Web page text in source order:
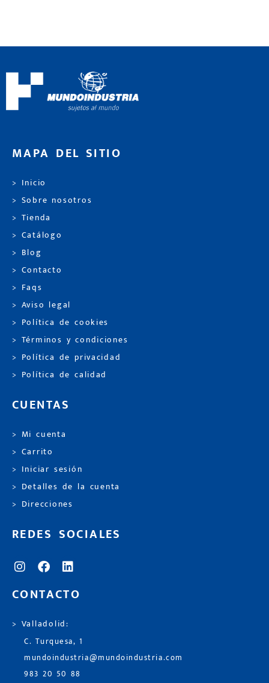
MAPA DEL SITIO
> Inicio
> Sobre nosotros
> Tienda
> Catálogo
> Blog
> Contacto
> Faqs
> Aviso legal
> Política de cookies
> Términos y condiciones
> Política de privacidad
> Política de calidad
CUENTAS
> Mi cuenta
> Carrito
> Iniciar sesión
> Detalles de la cuenta
> Direcciones
REDES SOCIALES
CONTACTO
> Valladolid:
C. Turquesa, 1
mundoindustria@mundoindustria.com
983 20 50 88